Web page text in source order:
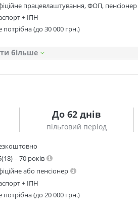
працевлаштування, ФОП, пенсіонер
+ ІПН
потрібна (до 30 000 грн.)
До 62 днів
пільговий період
– 70 років
або пенсіонер
+ ІПН
потрібна (до 20 000 грн.)